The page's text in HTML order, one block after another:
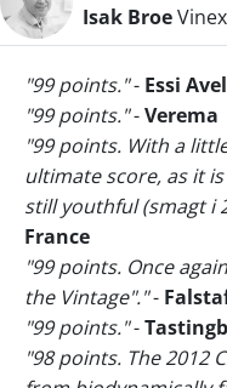
Isak Broe
"99 points."- Essi
"99 points."-Verema
"99 points. With a
ultimate score, as it
still youthful (smagt i
France
"99 points. Once
the Vintage"."-
"99 points."-
"98 points. The 2012